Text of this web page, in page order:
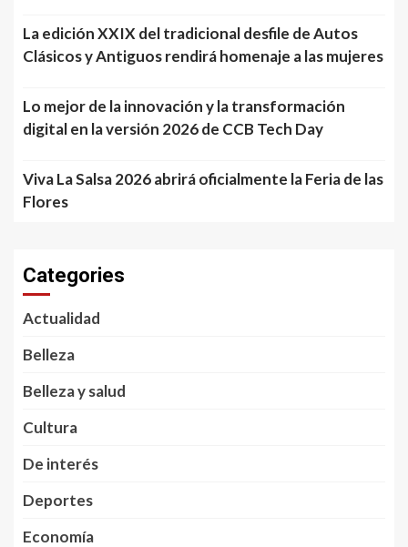
La edición XXIX del tradicional desfile de Autos
Clásicos y Antiguos rendirá homenaje a las mujeres
Lo mejor de la innovación y la transformación
digital en la versión 2026 de CCB Tech Day
Viva La Salsa 2026 abrirá oficialmente la Feria de las
Flores
Categories
Actualidad
Belleza
Belleza y salud
Cultura
De interés
Deportes
Economía